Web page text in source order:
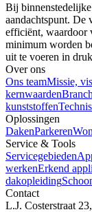
Bij
aandachtspunt. De
efficiënt, waardoor
minimum worden
uit te voeren in
Over ons
Ons teamMissie,
kernwaarden
kunststoffen
Oplossingen
DakenParkeren
Service & Tools
Servicegebieden
werkenErkend
dakopleiding
Contact
L.J. Costerstraat